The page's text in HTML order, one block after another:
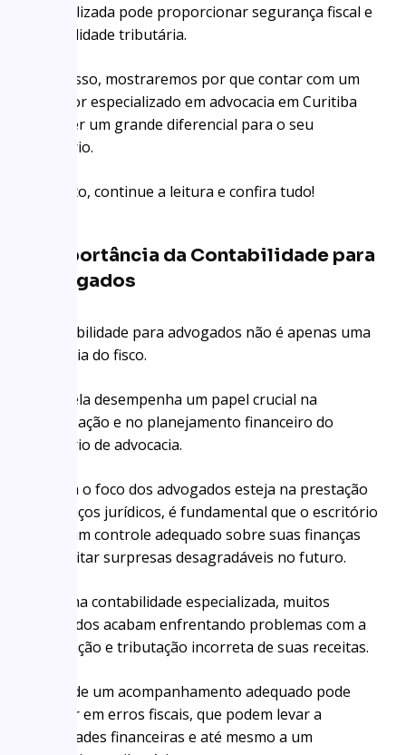
especializada pode proporcionar segurança fiscal e
tranquilidade tributária.
Além disso, mostraremos por que contar com um
contador especializado em advocacia em Curitiba
pode ser um grande diferencial para o seu
escritório.
Portanto, continue a leitura e confira tudo!
A Importância da Contabilidade para
Advogados
A contabilidade para advogados não é apenas uma
exigência do fisco.
Afinal, ela desempenha um papel crucial na
organização e no planejamento financeiro do
escritório de advocacia.
Embora o foco dos advogados esteja na prestação
de serviços jurídicos, é fundamental que o escritório
tenha um controle adequado sobre suas finanças
para evitar surpresas desagradáveis no futuro.
Sem uma contabilidade especializada, muitos
advogados acabam enfrentando problemas com a
fiscalização e tributação incorreta de suas receitas.
A falta de um acompanhamento adequado pode
resultar em erros fiscais, que podem levar a
penalidades financeiras e até mesmo a um